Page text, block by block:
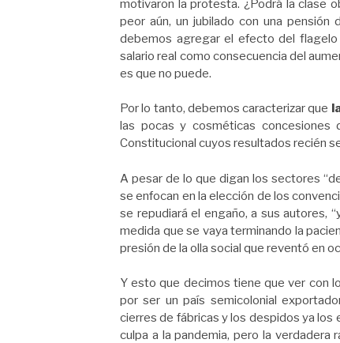
motivaron la protesta. ¿Podrá la clase
peor aún, un jubilado con una pensión
debemos agregar el efecto del flagelo
salario real como consecuencia del
es que no puede.
Por lo tanto, debemos caracterizar que
las pocas y cosméticas concesiones
Constitucional cuyos resultados recién
A pesar de lo que digan los sectores
se enfocan en la elección de los
se repudiará el engaño, a sus autores,
medida que se vaya terminando la
presión de la olla social que reventó en
Y esto que decimos tiene que ver con
por ser un país semicolonial
cierres de fábricas y los despidos ya
culpa a la pandemia, pero la verdadera